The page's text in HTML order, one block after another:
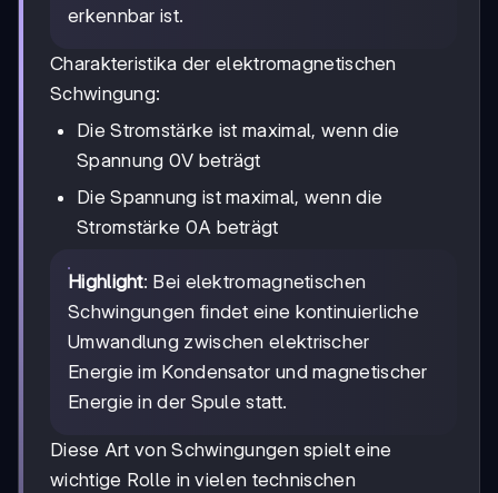
erkennbar ist.
Charakteristika der elektromagnetischen
Schwingung:
Die Stromstärke ist maximal, wenn die
Spannung 0V beträgt
Die Spannung ist maximal, wenn die
Stromstärke 0A beträgt
Highlight: Bei elektromagnetischen
Schwingungen findet eine kontinuierliche
Umwandlung zwischen elektrischer
Energie im Kondensator und magnetischer
Energie in der Spule statt.
Diese Art von Schwingungen spielt eine
wichtige Rolle in vielen technischen